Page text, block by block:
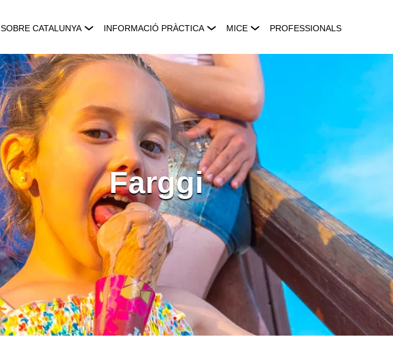
SOBRE CATALUNYA INFORMACIÓ PRÀCTICA MICE PROFESSIONALS
Farggi